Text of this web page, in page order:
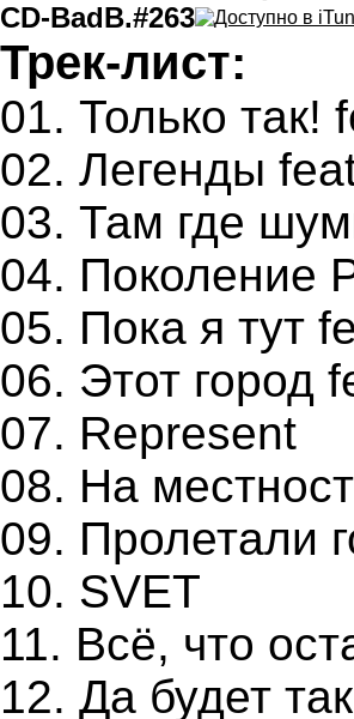
CD-BadB.#263
Трек-лист:
01. Только
02. Легенды
03. Там где
04. Поколение
05. Пока я тут
06. Этот город
07. Represent
08. На
09. Пролетали
10. SVET
11. Всё, что
12. Да будет